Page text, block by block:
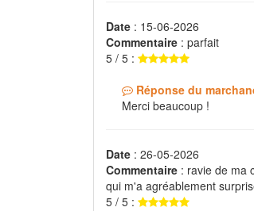
Date : 15-06-2026
Commentaire : parfait
5 / 5 :
Réponse du
Merci beaucoup !
Date : 26-05-2026
Commentaire : ravie de ma
qui m'a agréablement
5 / 5 :